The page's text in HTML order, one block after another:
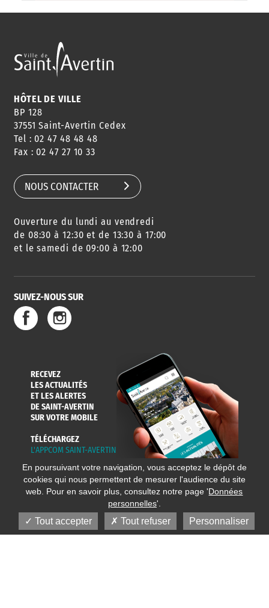
ANNUAIRE
HORAIRES
CONSEILS
DE QUARTIER
AGENDA
DES SORTIES
URBANISME
SERVICE
DE L'EAU
HÔTEL DE VILLE
BP 128
37551 Saint-Avertin Cedex
Tel : 02 47 48 48 48
Fax : 02 47 27 10 33
NOUS CONTACTER
Ouverture du lundi au vendredi
de 08:30 à 12:30 et de 13:30 à 17:00
et le samedi de 09:00 à 12:00
SUIVEZ-NOUS SUR
RECEVEZ
LES ACTUALITÉS
ET LES ALERTES
DE SAINT-AVERTIN
SUR VOTRE MOBILE
TÉLÉCHARGEZ
L'APPCOM SAINT-AVERTIN
En poursuivant votre navigation, vous acceptez le dépôt de
cookies qui nous permettent de mesurer l'audience du site
web. Pour en savoir plus, consultez notre page 'Données
personnelles'.
Tout accepter Tout refuser Personnaliser